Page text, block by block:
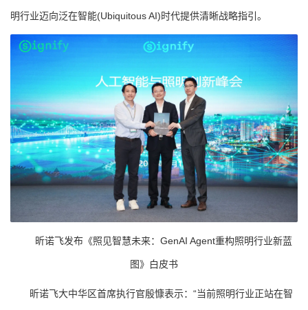
明行业迈向泛在智能(Ubiquitous AI)时代提供清晰战略指引。
昕诺飞发布《照见智慧未来：GenAI Agent重构照明行业新蓝
图》白皮书
昕诺飞大中华区首席执行官殷慷表示：“当前照明行业正站在智